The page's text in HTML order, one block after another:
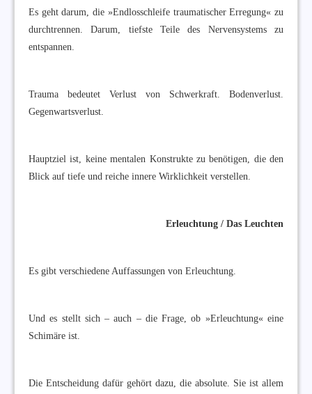
Es geht darum, die »Endlosschleife traumatischer Erregung« zu
durchtrennen. Darum, tiefste Teile des Nervensystems zu
entspannen.
Trauma bedeutet Verlust von Schwerkraft. Bodenverlust.
Gegenwartsverlust.
Hauptziel ist, keine mentalen Konstrukte zu benötigen, die den
Blick auf tiefe und reiche innere Wirklichkeit verstellen.
Erleuchtung / Das Leuchten
Es gibt verschiedene Auffassungen von Erleuchtung.
Und es stellt sich – auch – die Frage, ob »Erleuchtung« eine
Schimäre ist.
Die Entscheidung dafür gehört dazu, die absolute. Sie ist allem